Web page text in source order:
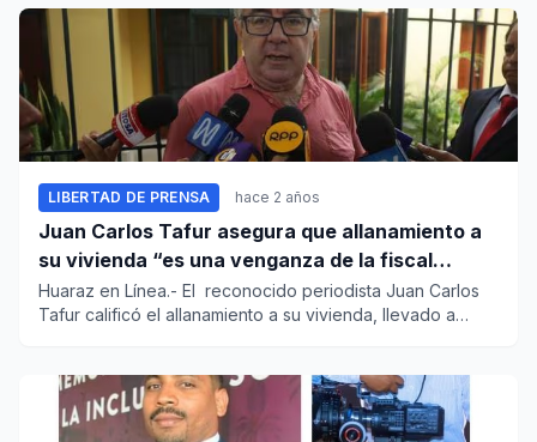
LIBERTAD DE PRENSA hace 2 años
Juan Carlos Tafur asegura que allanamiento a
su vivienda “es una venganza de la fiscal
Barreto”
Huaraz en Línea.- El reconocido periodista Juan Carlos
Tafur calificó el allanamiento a su vivienda, llevado a